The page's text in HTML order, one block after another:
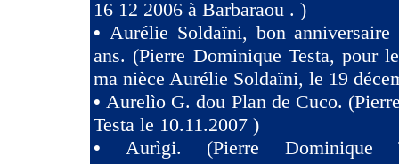
16 12 2006 à Barbaraou . )
• Aurélie Soldaïni, bon
ans. (Pierre Dominique Testa, pour
ma nièce Aurélie Soldaïni, le 19
•Aurelìo G. dou Plan de Cuco.
Testa le 10.11.2007 )
•Aurìgi. (Pierre Dominique